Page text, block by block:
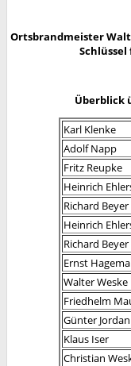
Ortsbrandmeister
Schlüssel
Überblick
Karl Klenke
Adolf Napp
Fritz Reupke
Heinrich
Richard Beyer
Heinrich
Richard Beyer
Ernst
Walter Weske
Friedhelm
Günter Jordan
Klaus Iser
Christian